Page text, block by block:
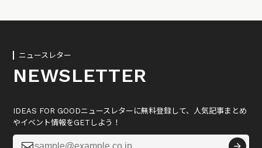
ニュースレター
NEWSLETTER
IDEAS FOR GOODニュースレターに無料登録して、人気記事まとめ
やイベント情報をGETしよう！